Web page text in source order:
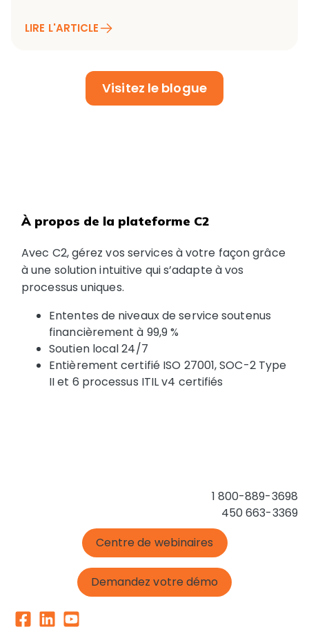
LIRE L'ARTICLE
Visitez le blogue
À propos de la plateforme C2
Avec C2, gérez vos services à votre façon grâce
à une solution intuitive qui s’adapte à vos
processus uniques.
Ententes de niveaux de service soutenus
financièrement à 99,9 %
Soutien local 24/7
Entièrement certifié ISO 27001, SOC-2 Type
II et 6 processus ITIL v4 certifiés
1 800-889-3698
450 663-3369
Centre de webinaires
Demandez votre démo